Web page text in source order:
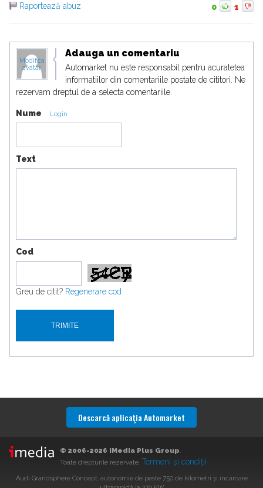
Raportează abuz
0 1
Modifica
avatar
Adauga un comentariu
Automarket nu este responsabil pentru acuratetea
informatiilor din comentariile postate de cititori. Ne
rezervam dreptul de a selecta comentariile.
Nume Login
Text
Cod
Greu de citit? Regenerare cod
Descarcă aplicaţia Automarket
© 2006-2026 iMedia Plus Group.
Toate drepturile rezervate. Termeni şi condiţii
Audi Grandsphere Concept: autonomie de peste 750 de kilometri și încărcare